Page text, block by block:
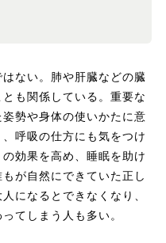
ない。肺や肝臓などの臓
も関係している。重要な
勢や身体の使いかたに意
呼吸の仕方にも気をつけ
効果を高め、睡眠を助け
が自然にできていた正し
になるとできなくなり、
てしまう人も多い。